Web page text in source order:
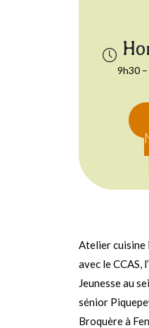
9h30
Atelier
avec le CCAS,
Jeunesse au
sénior
Broquère à